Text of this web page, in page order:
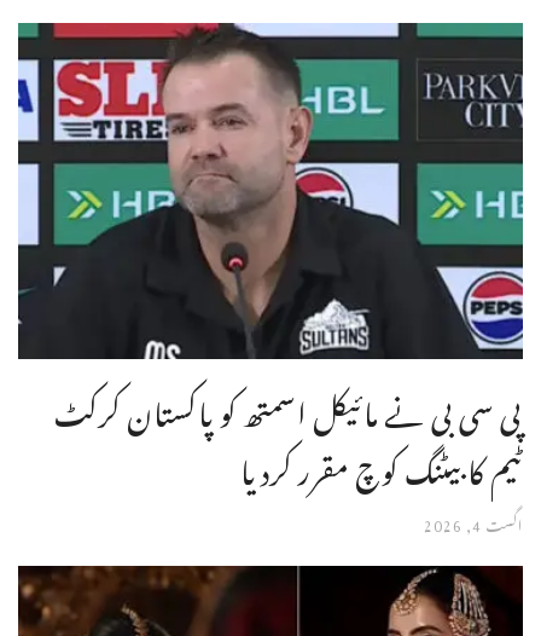
پی سی بی نے مائیکل اسمتھ کو پاکستان کرکٹ
ٹیم کا بیٹنگ کوچ مقرر کردیا
اگست 4, 2026